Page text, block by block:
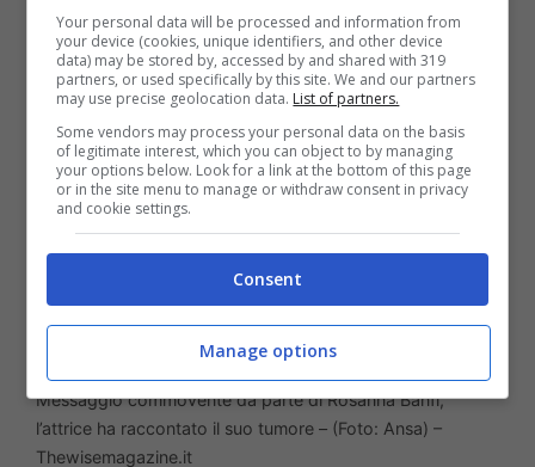
le hanno poi confermato i suoi sospetti.
Messaggio commovente da parte di Rosanna Banfi,
l’attrice ha raccontato il suo tumore – (Foto: Ansa) –
Thewisemagazine.it
Your personal data will be processed and information from
your device (cookies, unique identifiers, and other device
data) may be stored by, accessed by and shared with 319
partners, or used specifically by this site. We and our partners
may use precise geolocation data. List of partners.
Some vendors may process your personal data on the basis
of legitimate interest, which you can object to by managing
your options below. Look for a link at the bottom of this page
or in the site menu to manage or withdraw consent in privacy
and cookie settings.
Consent
Manage options